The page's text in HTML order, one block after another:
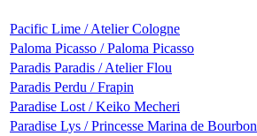
Pacific Lime / Atelier Cologne
Paloma Picasso / Paloma Picasso
Paradis Paradis / Atelier Flou
Paradis Perdu / Frapin
Paradise Lost / Keiko Mecheri
Paradise Lys / Princesse Marina de Bourbon